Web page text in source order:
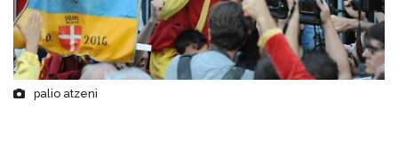
palio atzeni